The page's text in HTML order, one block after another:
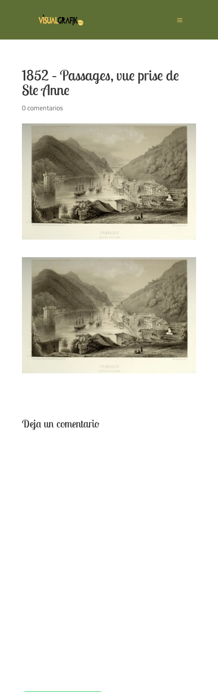
1852 – Passages, vue prise de
Ste Anne
0 comentarios
Deja un comentario